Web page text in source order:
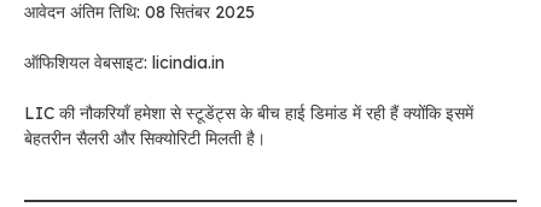
आवेदन अंतिम तिथि: 08 सितंबर 2025
ऑफिशियल वेबसाइट: licindia.in
LIC की नौकरियाँ हमेशा से स्टूडेंट्स के बीच हाई डिमांड में रही हैं क्योंकि इसमें
बेहतरीन सैलरी और सिक्योरिटी मिलती है।